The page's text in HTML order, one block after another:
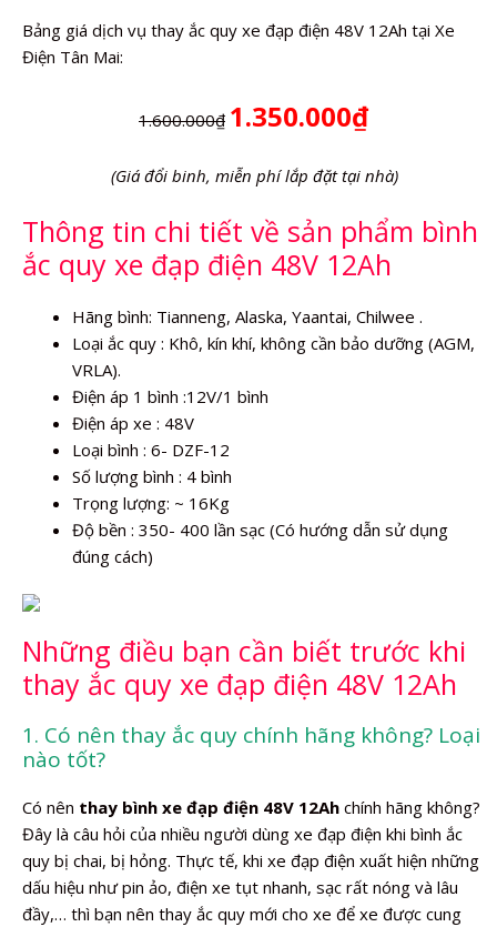
Bảng giá dịch vụ thay ắc quy xe đạp điện 48V 12Ah tại Xe
Điện Tân Mai:
1.600.000₫ 1.350.000₫
(Giá đổi binh, miễn phí lắp đặt tại nhà)
Thông tin chi tiết về sản phẩm bình
ắc quy xe đạp điện 48V 12Ah
Hãng bình: Tianneng, Alaska, Yaantai, Chilwee .
Loại ắc quy : Khô, kín khí, không cần bảo dưỡng (AGM,
VRLA).
Điện áp 1 bình :12V/1 bình
Điện áp xe : 48V
Loại bình : 6- DZF-12
Số lượng bình : 4 bình
Trọng lượng: ~ 16Kg
Độ bền : 350- 400 lần sạc (Có hướng dẫn sử dụng
đúng cách)
Những điều bạn cần biết trước khi
thay ắc quy xe đạp điện 48V 12Ah
1. Có nên thay ắc quy chính hãng không? Loại
nào tốt?
Có nên thay bình xe đạp điện 48V 12Ah chính hãng không?
Đây là câu hỏi của nhiều người dùng xe đạp điện khi bình ắc
quy bị chai, bị hỏng. Thực tế, khi xe đạp điện xuất hiện những
dấu hiệu như pin ảo, điện xe tụt nhanh, sạc rất nóng và lâu
đầy,… thì bạn nên thay ắc quy mới cho xe để xe được cung